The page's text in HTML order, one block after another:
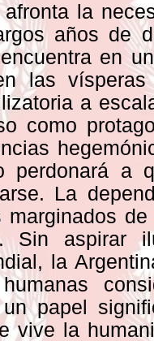
afronta la
años de
en
las
a
como
perdonará a
La
marginados
Sin aspirar
la
un papel
vive la